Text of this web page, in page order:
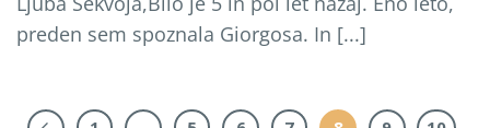
preden sem spoznala Giorgosa. In [...]